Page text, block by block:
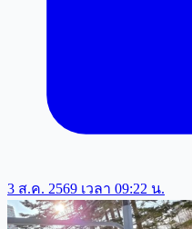
3 ส.ค. 2569 เวลา 09:22 น.